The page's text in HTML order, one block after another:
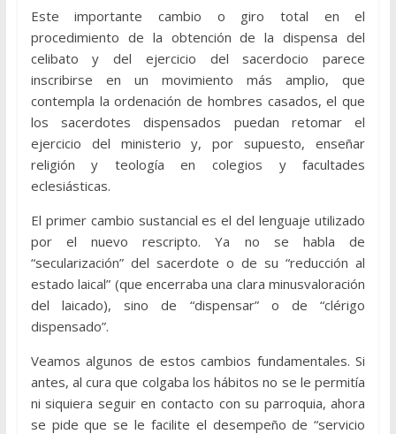
Este importante cambio o giro total en el
procedimiento de la obtención de la dispensa del
celibato y del ejercicio del sacerdocio parece
inscribirse en un movimiento más amplio, que
contempla la ordenación de hombres casados, el que
los sacerdotes dispensados puedan retomar el
ejercicio del ministerio y, por supuesto, enseñar
religión y teología en colegios y facultades
eclesiásticas.
El primer cambio sustancial es el del lenguaje utilizado
por el nuevo rescripto. Ya no se habla de
“secularización” del sacerdote o de su “reducción al
estado laical” (que encerraba una clara minusvaloración
del laicado), sino de “dispensar” o de “clérigo
dispensado”.
Veamos algunos de estos cambios fundamentales. Si
antes, al cura que colgaba los hábitos no se le permitía
ni siquiera seguir en contacto con su parroquia, ahora
se pide que se le facilite el desempeño de “servicio